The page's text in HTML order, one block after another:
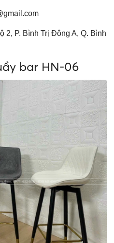
2, P. Bình Trị Đông A, Q. Bình
bar HN-06